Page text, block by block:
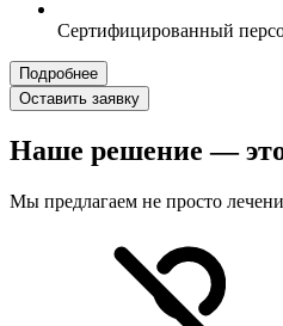
Сертифицированный
Подробнее
Оставить заявку
Наше решение —
Мы предлагаем не просто